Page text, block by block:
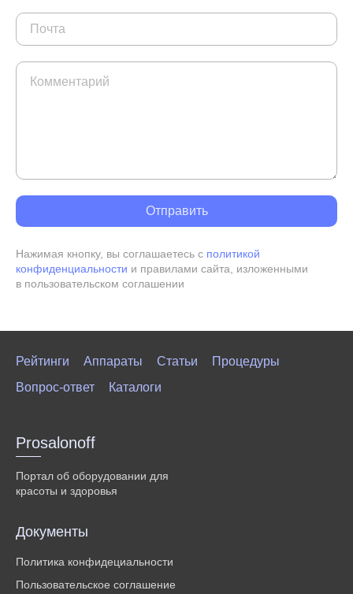
Нажимая кнопку, вы соглашаетесь с политикой
конфиденциальности и правилами сайта, изложенными
в пользовательском соглашении
Рейтинги Аппараты Статьи
Процедуры
Вопрос-ответ
Каталоги
Prosalonoff
Портал об оборудовании для
красоты и здоровья
Документы
Политика конфидециальности
Пользовательское соглашение